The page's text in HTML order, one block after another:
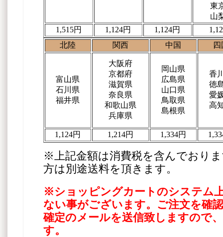
東
山
1,515円
1,124円 1,124円
北陸
関西 中国
富山県
石川県
福井県
大阪府
京都府
滋賀県
奈良県
和歌山県
兵庫県
岡山県
広島県
山口県
鳥取県
島根県
香
徳
愛
高
1,124円 1,214円 1,334円
※上記金額は消費税を含んでおり
方は別途送料を頂きます。
※ショッピングカートのシステム
ない事がございます。ご注文を確
確定のメールを送信致しますので
す。